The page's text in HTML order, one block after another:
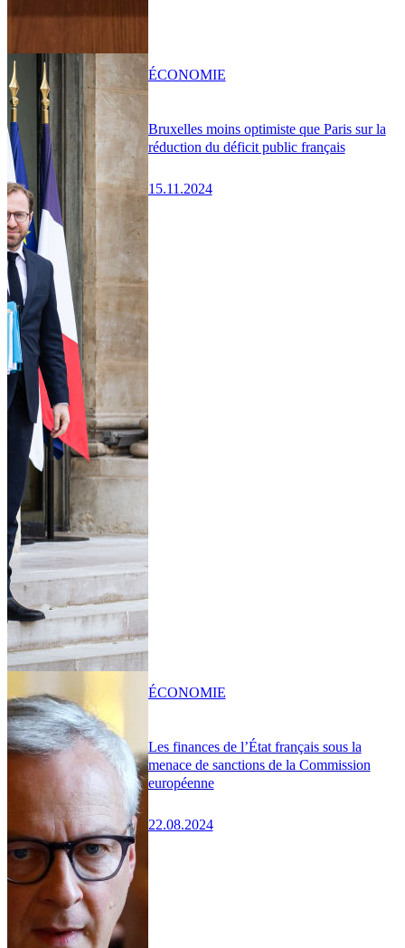
Bruxelles moins optimiste que Paris sur la
réduction du déficit public français
15.11.2024
ÉCONOMIE
Les finances de l’État français sous la
menace de sanctions de la Commission
européenne
22.08.2024
ÉCONOMIE